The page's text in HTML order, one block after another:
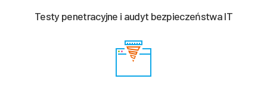
Testy penetracyjne i audyt bezpieczeństwa IT